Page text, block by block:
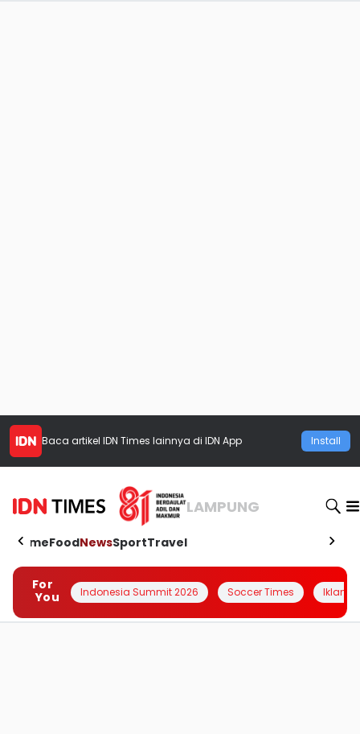
Baca artikel IDN Times lainnya di IDN App Install
LAMPUNG
HomeFoodNewsSportTravel
For
You
Indonesia Summit 2026 Soccer Times Iklanin